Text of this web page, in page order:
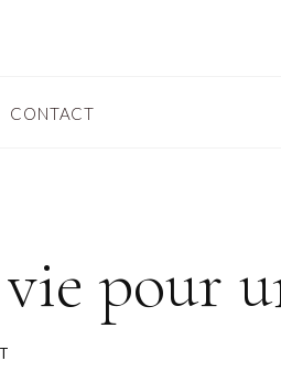
CONTACT
vie pour